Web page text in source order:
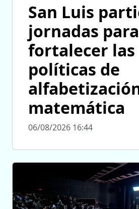
San Luis
jornadas para
fortalecer las
políticas de
matemática
06/08/2026 16:44